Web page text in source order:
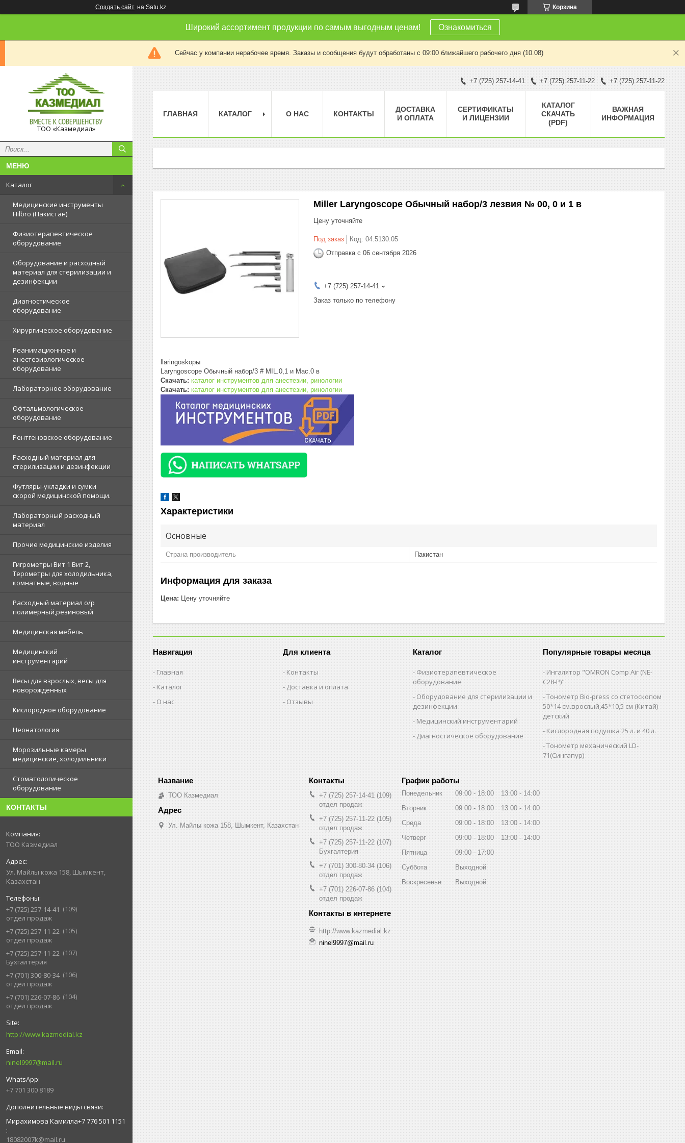
Создать сайт на Satu.kz Корзина
Широкий ассортимент продукции по самым выгодным ценам! Ознакомиться
Сейчас у компании нерабочее время. Заказы и сообщения будут обработаны с 09:00 ближайшего рабочего дня (10.08)
ТОО «Казмедиал»
Каталог
Медицинские инструменты
Hilbro (Пакистан)
Физиотерапевтическое
оборудование
Оборудование и расходный
материал для стерилизации и
дезинфекции
Диагностическое
оборудование
Хирургическое оборудование
Реанимационное и
анестезиологическое
оборудование
Лабораторное оборудование
Офтальмологическое
оборудование
Рентгеновское оборудование
Расходный материал для
стерилизации и дезинфекции
Футляры-укладки и сумки
скорой медицинской помощи.
Лабораторный расходный
материал
Прочие медицинские изделия
Гигрометры Вит 1 Вит 2,
Терометры для холодильника,
комнатные, водные
Расходный материал о/р
полимерный,резиновый
Медицинская мебель
Медицинский
инструментарий
Весы для взрослых, весы для
новорожденных
Кислородное оборудование
Неонатология
Морозильные камеры
медицинские, холодильники
Стоматологическое
оборудование
КОНТАКТЫ
ТОО Казмедиал
Ул. Майлы кожа 158, Шымкент,
Казахстан
+7 (725) 257-14-41
109
отдел продаж
+7 (725) 257-11-22
105
отдел продаж
+7 (725) 257-11-22
107
Бухгалтерия
+7 (701) 300-80-34
106
отдел продаж
+7 (701) 226-07-86
104
отдел продаж
http://www.kazmedial.kz
ninel9997@mail.ru
+7 701 300 8189
Мирахимова Камилла+7 776 501 1151
18082007k@mail.ru
+7 (725) 257-14-41 +7 (725) 257-11-22 +7 (725) 257-11-22
ГЛАВНАЯ КАТАЛОГ О НАС КОНТАКТЫ
ДОСТАВКА
И ОПЛАТА
СЕРТИФИКАТЫ
И ЛИЦЕНЗИИ
КАТАЛОГ
СКАЧАТЬ
(PDF)
ВАЖНАЯ
ИНФОРМАЦИЯ
Miller Laryngoscope Обычный набор/3 лезвия № 00, 0 и 1 в
Цену уточняйте
Под заказ Код: 04.5130.05
Отправка с 06 сентября 2026
+7 (725) 257-14-41
Заказ только по телефону
llaringoskopы
Laryngoscope Обычный набор/3 # MIL.0,1 и Mac.0 в
Скачать: каталог инструментов для анестезии, ринологии
Скачать: каталог инструментов для анестезии, ринологии
Характеристики
Основные
Страна производитель Пакистан
Информация для заказа
Цена: Цену уточняйте
Навигация
Главная
Каталог
О нас
Для клиента
Контакты
Доставка и оплата
Отзывы
Каталог
Физиотерапевтическое
оборудование
Оборудование для стерилизации и
дезинфекции
Медицинский инструментарий
Диагностическое оборудование
Популярные товары месяца
Ингалятор "OMRON Comp Air (NE-
C28-Р)"
Тонометр Bio-press со стетоскопом
50*14 см.врослый,45*10,5 см (Китай)
детский
Кислородная подушка 25 л. и 40 л.
Тонометр механический LD-
71(Сингапур)
ТОО Казмедиал
Ул. Майлы кожа 158, Шымкент, Казахстан
+7 (725) 257-14-41
109
отдел продаж
+7 (725) 257-11-22 105
отдел продаж
+7 (725) 257-11-22 107
Бухгалтерия
+7 (701) 300-80-34 106
отдел продаж
+7 (701) 226-07-86 104
отдел продаж
http://www.kazmedial.kz
ninel9997@mail.ru
График работы
Понедельник 09:00 18:00 13:00
14:00
Вторник
09:00 18:00 13:00
14:00
Среда
09:00 18:00 13:00
14:00
Четверг
09:00 18:00 13:00
14:00
Пятница
09:00
17:00
Суббота
Выходной
Воскресенье
Выходной